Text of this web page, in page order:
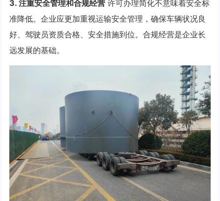
3. 注重安全管理和合规经营 许可办理简化不意味着安全标
准降低。企业应更加重视运输安全管理，确保车辆状况良
好、驾驶员资质合格、安全措施到位。合规经营是企业长
远发展的基础。